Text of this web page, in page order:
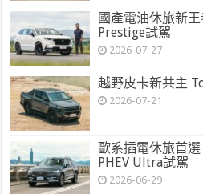
國產電油休旅新王
Prestige試駕
2026-07-27
越野皮卡新共主
2026-07-21
歐系插電休旅首
PHEV Ultra試駕
2026-06-29